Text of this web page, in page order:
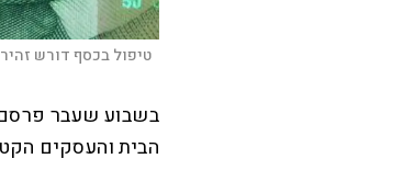
טיפול בכסף דורש
בשבוע שעבר
הבית והעסקים